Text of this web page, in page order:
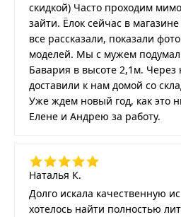
скидкой) Часто проходим
зайти. Ёлок сейчас в
все рассказали, показали
моделей. Мы с мужем
Бавария в высоте 2,1м. Через
доставили к нам домой со
Уже ждем новый год, как это
Елене и Андрею за работу.
Наталья К.
Долго искала качественную
хотелось найти полностью